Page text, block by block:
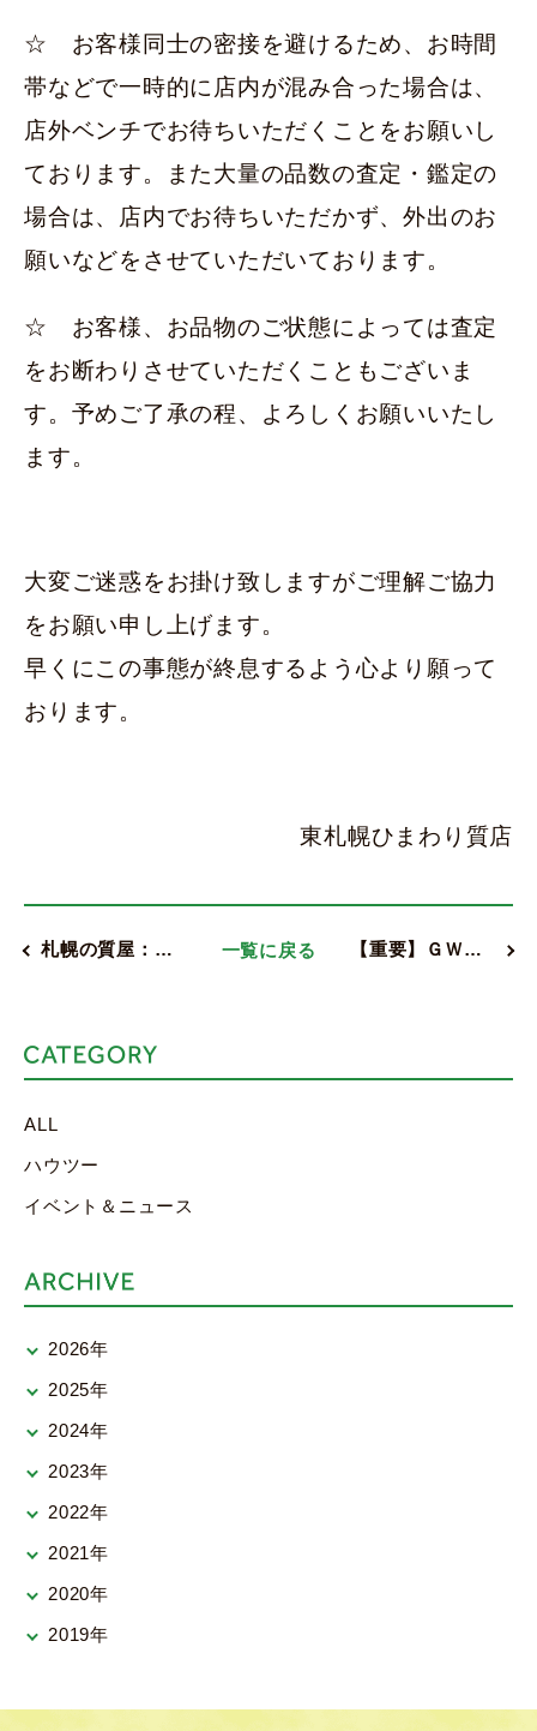
☆ お客様同士の密接を避けるため、お時間
帯などで一時的に店内が混み合った場合は、
店外ベンチでお待ちいただくことをお願いし
ております。また大量の品数の査定・鑑定の
場合は、店内でお待ちいただかず、外出のお
願いなどをさせていただいております。
☆ お客様、お品物のご状態によっては査定
をお断わりさせていただくこともございま
す。予めご了承の程、よろしくお願いいたし
ます。
大変ご迷惑をお掛け致しますがご理解ご協力
をお願い申し上げます。
早くにこの事態が終息するよう心より願って
おります。
東札幌ひまわり質店
札幌の質屋：… 一覧に戻る 【重要】ＧＷ…
ALL
ハウツー
イベント＆ニュース
2026年
2025年
2024年
2023年
2022年
2021年
2020年
2019年